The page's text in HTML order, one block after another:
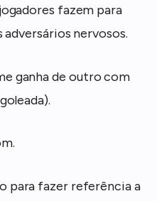
fazem para
nervosos.
ganha de outro com
para fazer referência a